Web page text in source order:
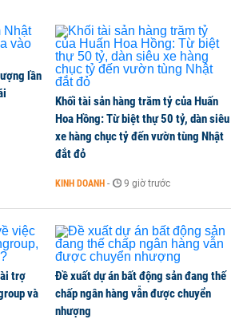
BCM, GAS và GVR tăng trần
đã chốt giá nguyên liệu đến
lần
Khối tài sản hàng trăm tỷ của Huấn
Hoa Hồng: Từ biệt thự 50 tỷ, dàn siêu
xe hàng chục tỷ đến vườn tùng Nhật
đắt đỏ
KINH DOANH - 9 giờ trước
trợ
và
Đề xuất dự án bất động sản đang thế
chấp ngân hàng vẫn được chuyển
nhượng